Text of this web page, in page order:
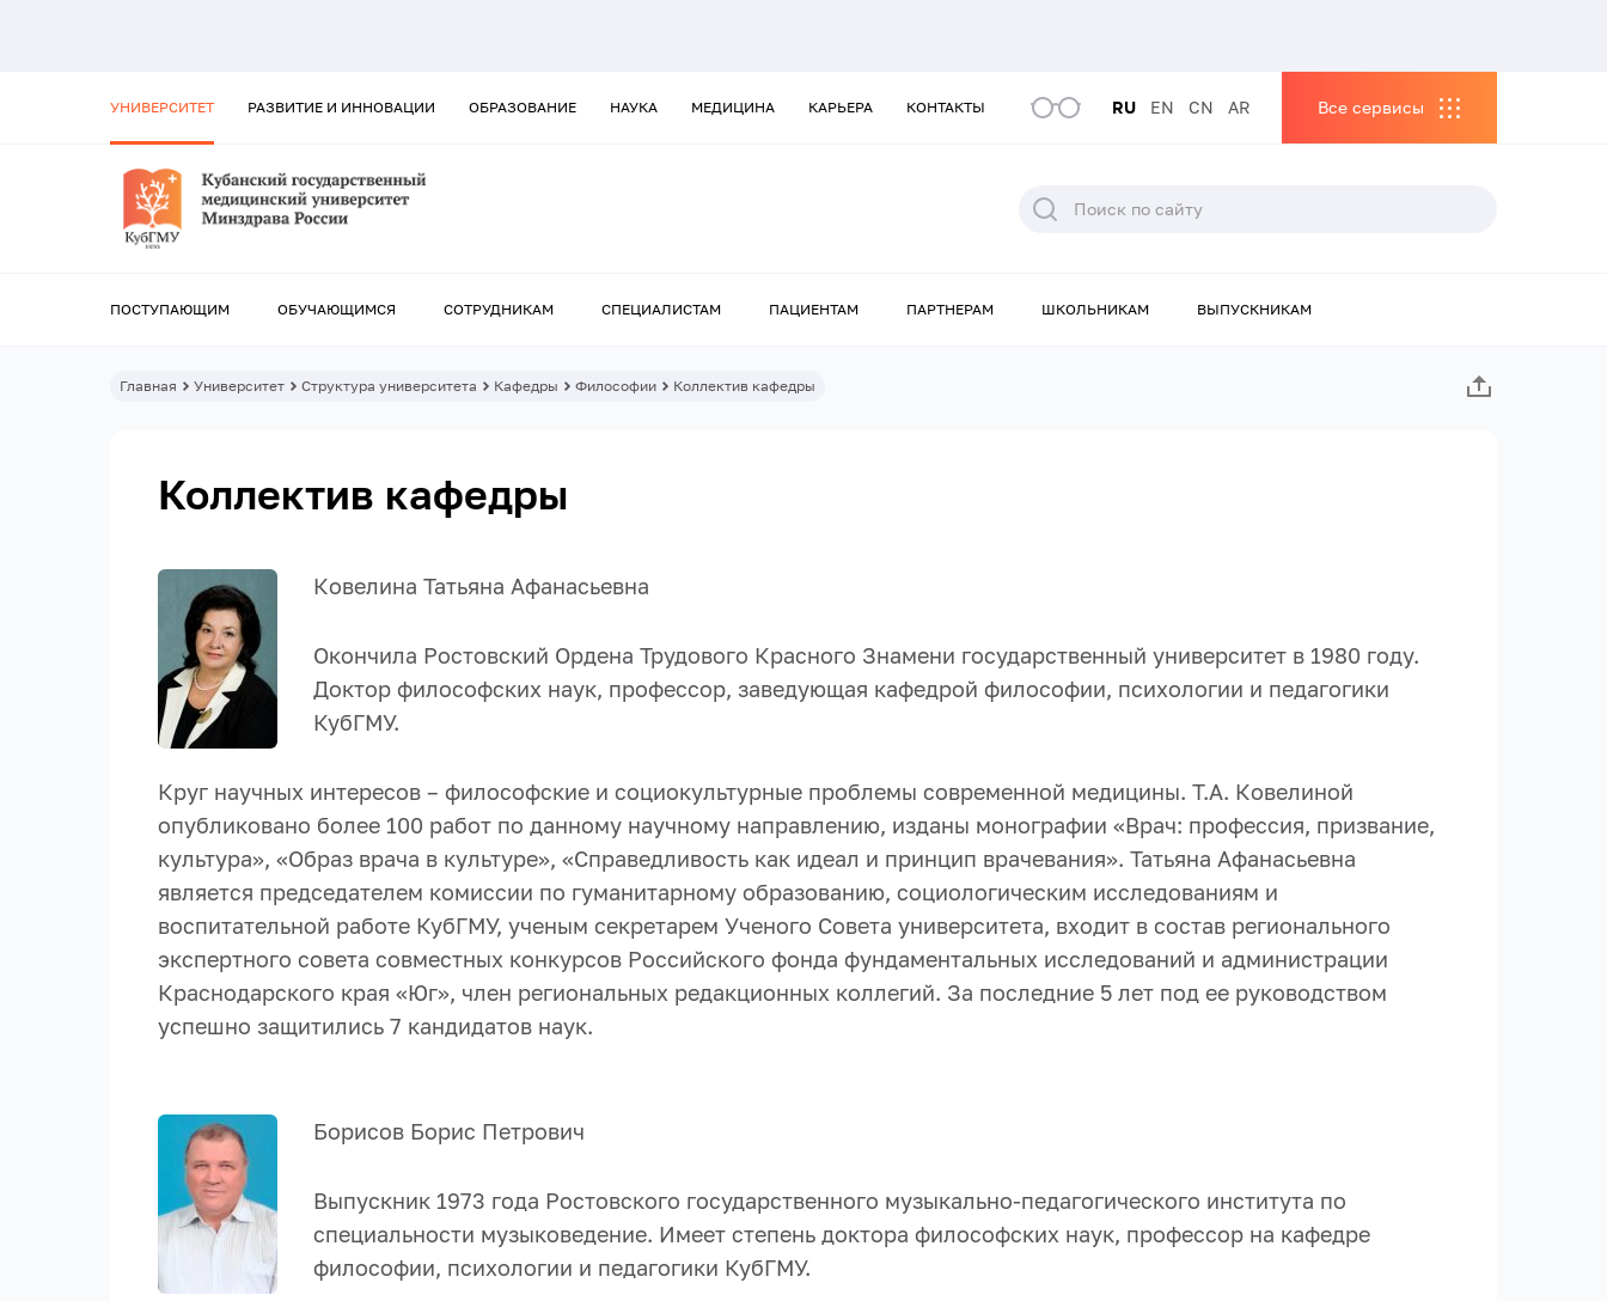
УНИВЕРСИТЕТ РАЗВИТИЕ И ИННОВАЦИИ ОБРАЗОВАНИЕ НАУКА МЕДИЦИНА КАРЬЕРА КОНТАКТЫ RU EN CN AR Все сервисы
ПОСТУПАЮЩИМ ОБУЧАЮЩИМСЯ СОТРУДНИКАМ СПЕЦИАЛИСТАМ ПАЦИЕНТАМ ПАРТНЕРАМ ШКОЛЬНИКАМ ВЫПУСКНИКАМ
Главная Университет Структура университета Кафедры Философии Коллектив кафедры
Коллектив кафедры
Ковелина Татьяна Афанасьевна
Окончила Ростовский Ордена Трудового Красного Знамени государственный университет в 1980 году.
Доктор философских наук, профессор, заведующая кафедрой философии, психологии и педагогики
КубГМУ.
Круг научных интересов – философские и социокультурные проблемы современной медицины. Т.А. Ковелиной
опубликовано более 100 работ по данному научному направлению, изданы монографии «Врач: профессия, призвание,
культура», «Образ врача в культуре», «Справедливость как идеал и принцип врачевания». Татьяна Афанасьевна
является председателем комиссии по гуманитарному образованию, социологическим исследованиям и
воспитательной работе КубГМУ, ученым секретарем Ученого Совета университета, входит в состав регионального
экспертного совета совместных конкурсов Российского фонда фундаментальных исследований и администрации
Краснодарского края «Юг», член региональных редакционных коллегий. За последние 5 лет под ее руководством
успешно защитились 7 кандидатов наук.
Борисов Борис Петрович
Выпускник 1973 года Ростовского государственного музыкально-педагогического института по
специальности музыковедение. Имеет степень доктора философских наук, профессор на кафедре
философии, психологии и педагогики КубГМУ.